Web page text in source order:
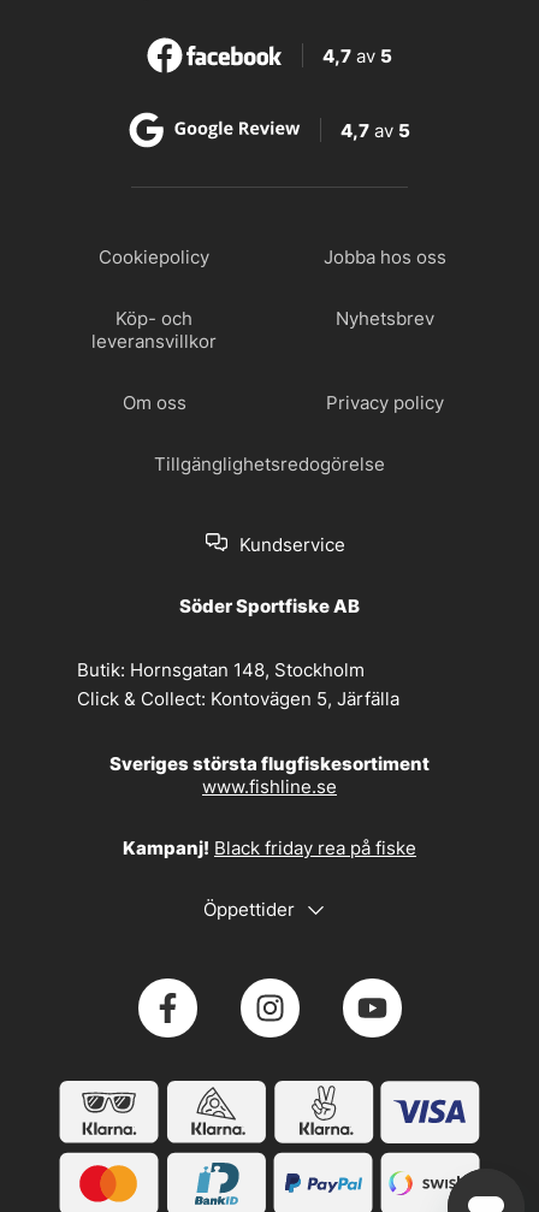
4,7 av 5
4,7 av 5
Cookiepolicy Jobba hos oss
Köp- och
leveransvillkor
Nyhetsbrev
Om oss Privacy policy
Tillgänglighetsredogörelse
Kundservice
Söder Sportfiske AB
Butik: Hornsgatan 148, Stockholm
Click & Collect: Kontovägen 5, Järfälla
Sveriges största flugfiskesortiment
www.fishline.se
Kampanj! Black friday rea på fiske
Öppettider